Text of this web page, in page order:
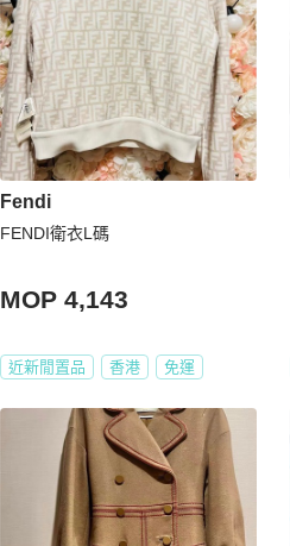
Fendi
FENDI衛衣L碼
MOP 4,143
近新閒置品 香港 免運